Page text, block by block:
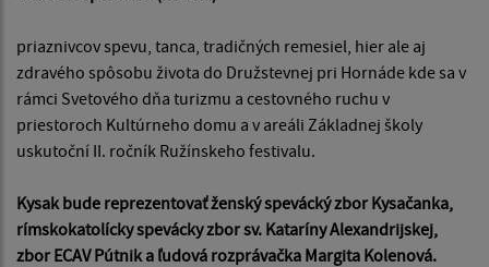
priaznivcov spevu, tanca, tradičných remesiel, hier ale aj
zdravého spôsobu života do Družstevnej pri Hornáde kde sa v
rámci Svetového dňa turizmu a cestovného ruchu v
priestoroch Kultúrneho domu a v areáli Základnej školy
uskutoční II. ročník Ružínskeho festivalu.
Kysak bude reprezentovať ženský spevácký zbor Kysačanka,
rímskokatolícky spevácky zbor sv. Kataríny Alexandrijskej,
zbor ECAV Pútnik a ľudová rozprávačka Margita Kolenová.